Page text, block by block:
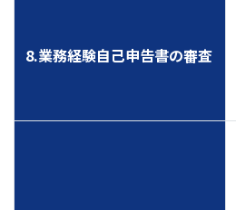
8.業務経験自己申告書の審査